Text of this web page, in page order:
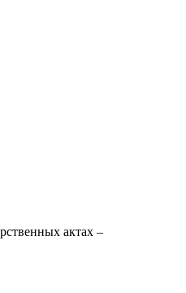
актах –